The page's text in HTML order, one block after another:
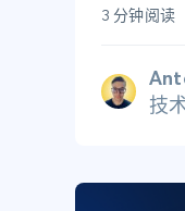
3 分钟阅读
技